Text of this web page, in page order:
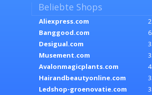
Beliebte Shops
Aliexpress.com
Banggood.com
Desigual.com
Musement.com
Avalonmagicplants.com
Hairandbeautyonline.com
Ledshop-groenovatie.com